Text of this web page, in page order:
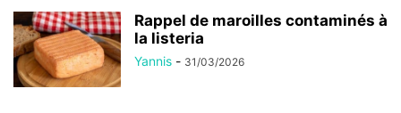
Rappel de maroilles contaminés à
la listeria
Yannis - 31/03/2026